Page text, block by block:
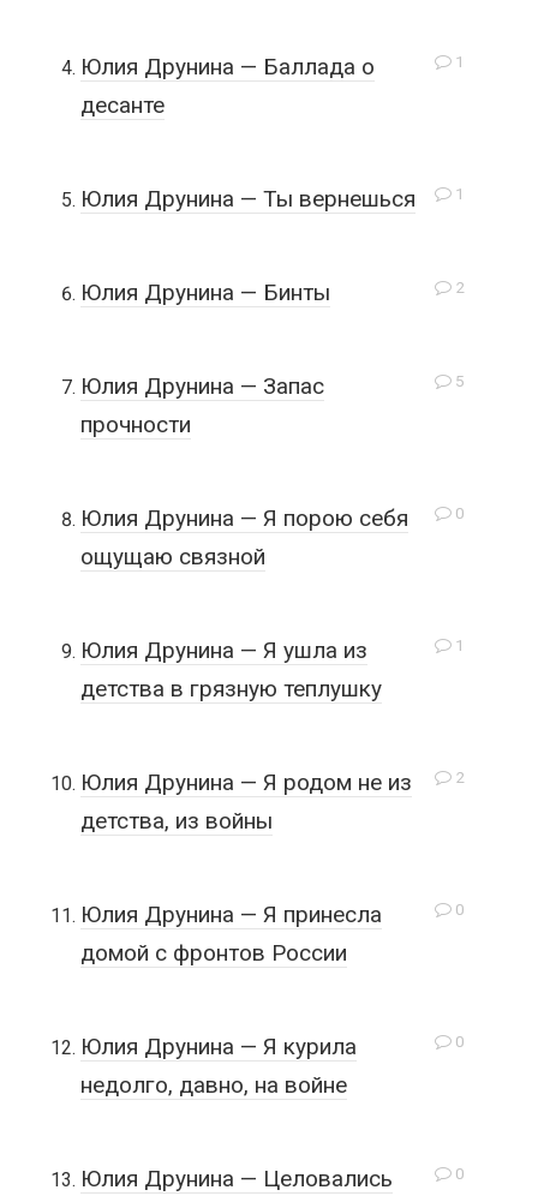
1
Юлия Друнина — Баллада о
десанте
1
Юлия Друнина — Ты вернешься
2
Юлия Друнина — Бинты
5
Юлия Друнина — Запас
прочности
0
Юлия Друнина — Я порою себя
ощущаю связной
1
Юлия Друнина — Я ушла из
детства в грязную теплушку
2
Юлия Друнина — Я родом не из
детства, из войны
0
Юлия Друнина — Я принесла
домой с фронтов России
0
Юлия Друнина — Я курила
недолго, давно, на войне
0
Юлия Друнина — Целовались